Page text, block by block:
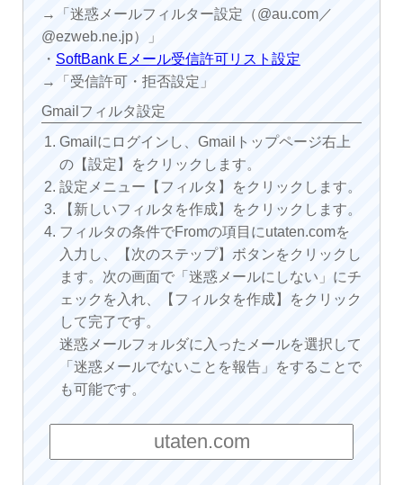
→「迷惑メールフィルター設定（@au.com／
@ezweb.ne.jp）」
・ SoftBank Eメール受信許可リスト設定
→「受信許可・拒否設定」
Gmailフィルタ設定
Gmailにログインし、Gmailトップページ右上
の【設定】をクリックします。
設定メニュー【フィルタ】をクリックします。
【新しいフィルタを作成】をクリックします。
フィルタの条件でFromの項目にutaten.comを
入力し、【次のステップ】ボタンをクリックし
ます。次の画面で「迷惑メールにしない」にチ
ェックを入れ、【フィルタを作成】をクリック
して完了です。
迷惑メールフォルダに入ったメールを選択して
「迷惑メールでないことを報告」をすることで
も可能です。